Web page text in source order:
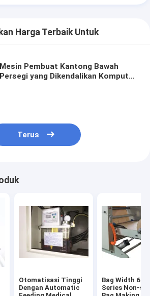
Harga Terbaik Untuk
Mesin Pembuat Kantong Bawah
Persegi yang Dikendalikan Komputer
Terus
Otomatisasi Tinggi
Dengan Automatic
Bag Width
Series Non-